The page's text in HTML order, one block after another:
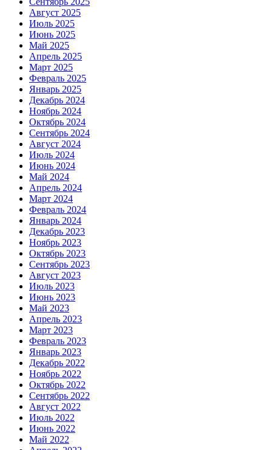
Август 2025
Июль 2025
Июнь 2025
Май 2025
Апрель 2025
Март 2025
Февраль 2025
Январь 2025
Декабрь 2024
Ноябрь 2024
Октябрь 2024
Сентябрь 2024
Август 2024
Июль 2024
Июнь 2024
Май 2024
Апрель 2024
Март 2024
Февраль 2024
Январь 2024
Декабрь 2023
Ноябрь 2023
Октябрь 2023
Сентябрь 2023
Август 2023
Июль 2023
Июнь 2023
Май 2023
Апрель 2023
Март 2023
Февраль 2023
Январь 2023
Декабрь 2022
Ноябрь 2022
Октябрь 2022
Сентябрь 2022
Август 2022
Июль 2022
Июнь 2022
Май 2022